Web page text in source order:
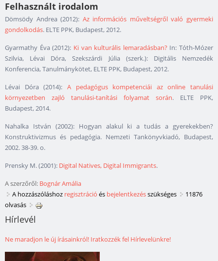
Felhasznált irodalom
Dömsödy Andrea (2012): Az információs műveltségről való gyermeki
gondolkodás. ELTE PPK, Budapest, 2012.
Gyarmathy Éva (2012): Ki van kulturális lemaradásban? In: Tóth-Mózer
Szilvia, Lévai Dóra, Szekszárdi Júlia (szerk.): Digitális Nemzedék
Konferencia, Tanulmánykötet, ELTE PPK, Budapest, 2012.
Lévai Dóra (2014): A pedagógus kompetenciái az online tanulási
környezetben zajló tanulási-tanítási folyamat során. ELTE PPK,
Budapest, 2014.
Nahalka István (2002): Hogyan alakul ki a tudás a gyerekekben?
Konstruktivizmus és pedagógia. Nemzeti Tankönyvkiadó, Budapest,
2002. 38-39. o.
Prensky M. (2001): Digital Natives, Digital Immigrants.
A szerzőről: Bognár Amália
A hozzászóláshoz regisztráció és bejelentkezésszükséges
11876
olvasás
Hírlevél
Ne maradjon le új írásainkról! Iratkozzék fel Hírlevelünkre!